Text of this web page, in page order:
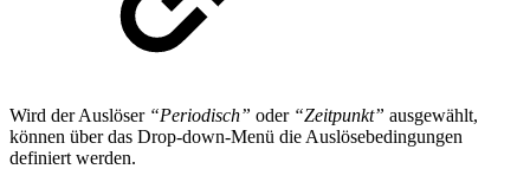
Wird der Auslöser “Periodisch” oder “Zeitpunkt” ausgewählt,
können über das Drop-down-Menü die Auslösebedingungen
definiert werden.